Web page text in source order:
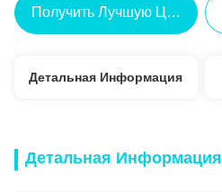
Получить Лучшую Цену
Детальная Информация
Детальная Информация